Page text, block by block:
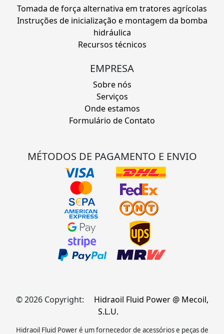
Tomada de força alternativa em tratores agrícolas
Instruções de inicialização e montagem da bomba
hidráulica
Recursos técnicos
EMPRESA
Sobre nós
Serviços
Onde estamos
Formulário de Contato
MÉTODOS DE PAGAMENTO E ENVIO
© 2026 Copyright:
Hidraoil Fluid Power @ Mecoil,
S.L.U.
Hidraoil Fluid Power é um fornecedor de acessórios e peças de